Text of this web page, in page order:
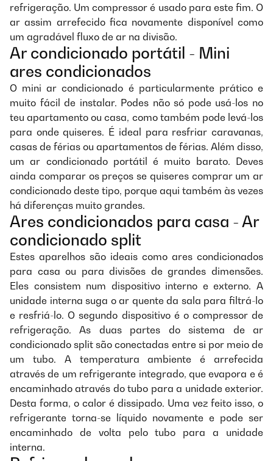
refrigeração. Um compressor é usado para este fim. O
ar assim arrefecido fica novamente disponível como
um agradável fluxo de ar na divisão.
Ar condicionado portátil - Mini
ares condicionados
O mini ar condicionado é particularmente prático e
muito fácil de instalar. Podes não só pode usá-los no
teu apartamento ou casa, como também pode levá-los
para onde quiseres. É ideal para resfriar caravanas,
casas de férias ou apartamentos de férias. Além disso,
um ar condicionado portátil é muito barato. Deves
ainda comparar os preços se quiseres comprar um ar
condicionado deste tipo, porque aqui também às vezes
há diferenças muito grandes.
Ares condicionados para casa - Ar
condicionado split
Estes aparelhos são ideais como ares condicionados
para casa ou para divisões de grandes dimensões.
Eles consistem num dispositivo interno e externo. A
unidade interna suga o ar quente da sala para filtrá-lo
e resfriá-lo. O segundo dispositivo é o compressor de
refrigeração. As duas partes do sistema de ar
condicionado split são conectadas entre si por meio de
um tubo. A temperatura ambiente é arrefecida
através de um refrigerante integrado, que evapora e é
encaminhado através do tubo para a unidade exterior.
Desta forma, o calor é dissipado. Uma vez feito isso, o
refrigerante torna-se líquido novamente e pode ser
encaminhado de volta pelo tubo para a unidade
interna.